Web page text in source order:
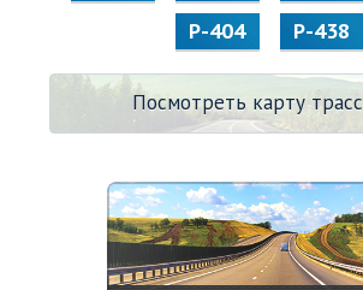
Р-404
Р-438
Посмотреть карту трасс